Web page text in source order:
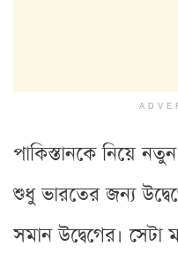
পাকিস্তানকে নিয়ে
শুধু ভারতের জন্য
সমান উদ্বেগের। সেটা